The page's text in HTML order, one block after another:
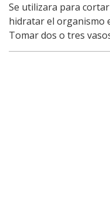
Se utilizara para
hidratar el organismo
Tomar dos o tres